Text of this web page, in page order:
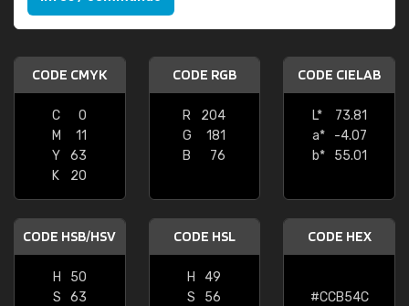
CODE CMYK
C
0
M
11
Y
63
K
20
CODE RGB
R
204
G
181
B
76
CODE CIELAB
L*
73.81
a*
-4.07
b*
55.01
CODE HSB/HSV
H
50
S
63
CODE HSL
H
49
S
56
CODE HEX
#CCB54C